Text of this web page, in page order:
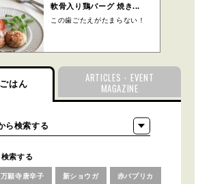
軟骨入り鶏バーグ 焼き...
この歯ごたえがたまらない！
はん
ARTICLES・EVENT
MAGAZINE
索する
万願寺唐辛子 新ショウガ 赤パプリカ